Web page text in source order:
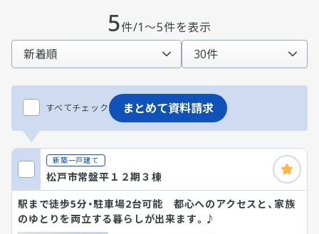
5件/1～5件を表示
すべてチェック まとめて資料請求
新築一戸建て
松戸市常盤平１２期３棟
駅まで徒歩5分・駐車場2台可能 都心へのアクセスと、家族
のゆとりを両立する暮らしが出来ます。♪